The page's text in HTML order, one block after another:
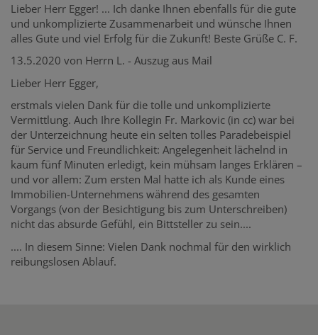
Lieber Herr Egger! ... Ich danke Ihnen ebenfalls für die gute
und unkomplizierte Zusammenarbeit und wünsche Ihnen
alles Gute und viel Erfolg für die Zukunft! Beste Grüße C. F.
13.5.2020 von Herrn L. - Auszug aus Mail
Lieber Herr Egger,
erstmals vielen Dank für die tolle und unkomplizierte
Vermittlung. Auch Ihre Kollegin Fr. Markovic (in cc) war bei
der Unterzeichnung heute ein selten tolles Paradebeispiel
für Service und Freundlichkeit: Angelegenheit lächelnd in
kaum fünf Minuten erledigt, kein mühsam langes Erklären –
und vor allem: Zum ersten Mal hatte ich als Kunde eines
Immobilien-Unternehmens während des gesamten
Vorgangs (von der Besichtigung bis zum Unterschreiben)
nicht das absurde Gefühl, ein Bittsteller zu sein....
.... In diesem Sinne: Vielen Dank nochmal für den wirklich
reibungslosen Ablauf.